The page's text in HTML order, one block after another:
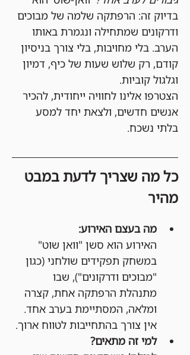
בדיוק זה: הרפתקה שלמה של מבוכים
ודרקונים שמתחילה ונגמרת באותו
הערב. בלי מחויבות, בלי צורך בניסיון
קודם, רק שלוש שעות של כיף, דמיון
וגלגול קוביות.
הצטרפו אלינו לחוויה ייחודית, להכיר
אנשים חדשים, ולצאת יחד למסע
בלתי נשכח.
כל מה שצריך לדעת במבט
מהיר
מה בעצם האירוע:
האירוע הוא סשן "וואן שוט"
במשחק תפקידים שולחני (כגון
"מבוכים ודרקונים"), שבו
מתנהלת הרפתקה אחת, קצרה
ומלאה, המסתיימת בערב אחד.
אין צורך בהתחייבות לטווח ארוך.
למי זה מתאים?